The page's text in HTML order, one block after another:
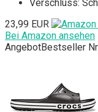
Verschluss:
23,99 EUR
Bei Amazon ansehen
AngebotBestseller